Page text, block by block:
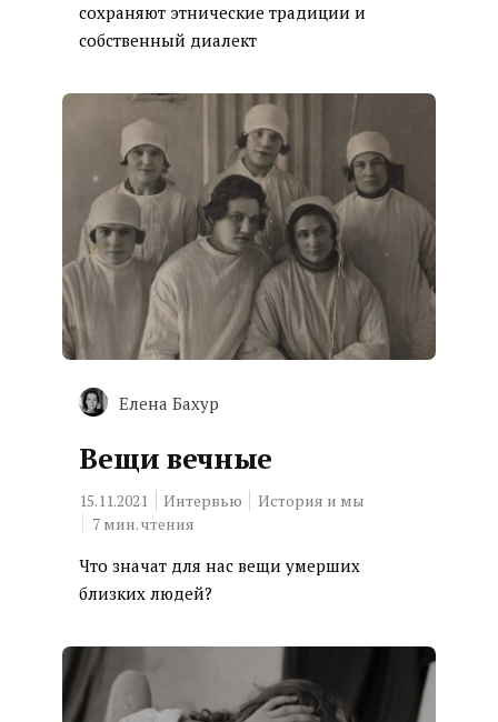
сохраняют этнические традиции и
собственный диалект
Елена Бахур
Вещи вечные
15.11.2021 Интервью
История и мы
7 мин. чтения
Что значат для нас вещи умерших
близких людей?